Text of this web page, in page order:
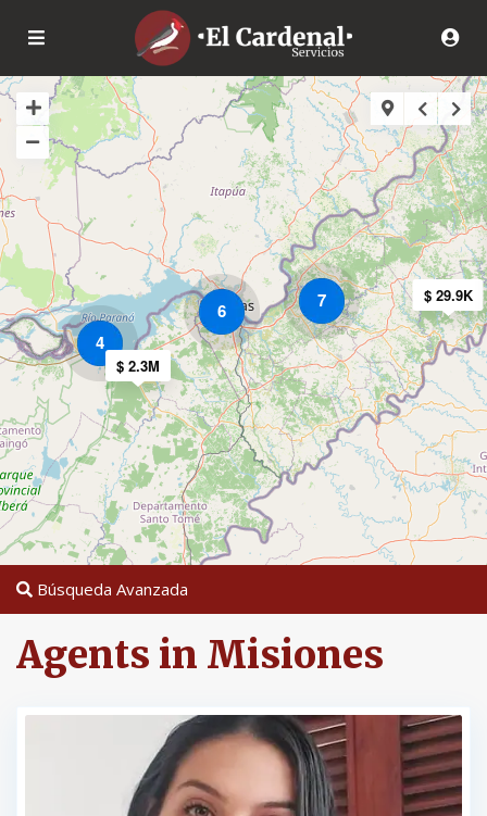
7
4
6
$ 29.9K
$ 2.3M
Búsqueda Avanzada
Agents in Misiones